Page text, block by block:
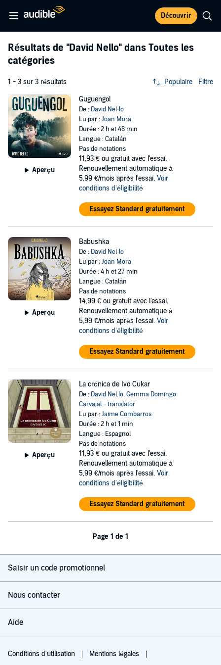
Découvrir
Résultats de "David Nello" dans Toutes les
catégories
1 - 3 sur 3 résultats Populaire Filtre
Aperçu
Guguengol
De : David Nel·lo
Lu par :Joan Mora
Durée : 2 h et 48 min
Langue : Catalán
Pas de notations
11,93 € ou gratuit avec l'essai.
Renouvellement automatique à
5,99 €/mois après l'essai. Voir
conditions d'éligibilité
Essayez Standard gratuitement
Aperçu
Babushka
De : David Nel·lo
Lu par :Joan Mora
Durée : 4 h et 27 min
Langue : Catalán
Pas de notations
14,99 € ou gratuit avec l'essai.
Renouvellement automatique à
5,99 €/mois après l'essai. Voir
conditions d'éligibilité
Essayez Standard gratuitement
Aperçu
La crónica de Ivo Cukar
De : David Nel.lo,Gemma Domingo
Carvajal - translator
Lu par :Jaime Combarros
Durée : 2 h et 1 min
Langue : Espagnol
Pas de notations
11,93 € ou gratuit avec l'essai.
Renouvellement automatique à
5,99 €/mois après l'essai. Voir
conditions d'éligibilité
Essayez Standard gratuitement
Page 1 de 1
Saisir un code promotionnel
Nous contacter
Aide
Conditions d'utilisation Mentions légales